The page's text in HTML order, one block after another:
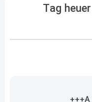
ساعت مردانه تگ هویر موناکو Tag heuer